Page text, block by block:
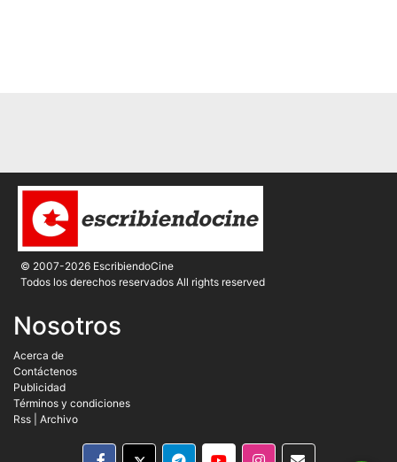
© 2007-2026 EscribiendoCine
Todos los derechos reservados All rights reserved
Nosotros
Acerca de
Contáctenos
Publicidad
Términos y condiciones
Rss
Archivo